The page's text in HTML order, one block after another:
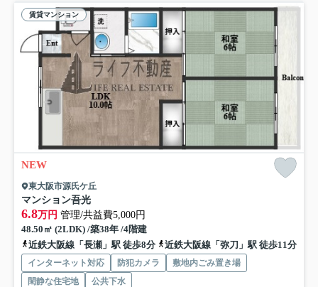
賃貸マンション
NEW
東大阪市源氏ケ丘
マンション吾光
6.8万円 管理/共益費5,000円
48.50㎡ (2LDK) /築38年 /4階建
近鉄大阪線「長瀬」駅 徒歩8分
近鉄大阪線「弥刀」駅 徒歩11分
インターネット対応 防犯カメラ
敷地内ごみ置き場
閑静な住宅地
公共下水